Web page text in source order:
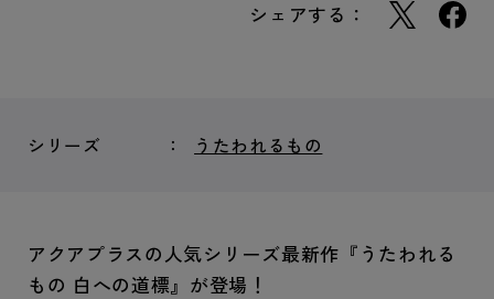
シェアする：
シリーズ うたわれるもの
アクアプラスの人気シリーズ最新作『うたわれる
もの 白への道標』が登場！